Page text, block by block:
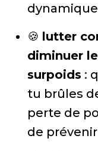
🍪 lutter
diminuer
surpoids :
tu brûles
perte de
de